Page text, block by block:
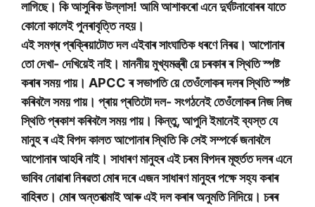
লাগিছে। কি আসুৰিক উল্লাস! আমি আশাকৰো এনে দুৰ্ঘটনাবোৰৰ যাতে
কোনো কালেই পুনৰাবৃত্তি নহয়।
এই সমগ্ৰ প্ৰক্ৰিয়াটোত দল এইবাৰ সাংঘাতিক ধৰণে নিৰৱ। আপোনাৰ
তো দেখা- দেখিয়েই নাই। মাননীয় মুখ্যমন্ত্ৰী য়ে চৰকাৰ ৰ স্থিতি স্পষ্ট
কৰাৰ সময় পায়। APCC ৰ সভাপতি য়ে তেওঁলোকৰ দলৰ স্থিতি স্পষ্ট
কৰিবলৈ সময় পায়। প্ৰায় প্ৰতিটো দল- সংগঠনেই তেওঁলোকৰ নিজ নিজ
স্থিতি প্ৰকাশ কৰিবলৈ সময় পায়। কিন্তু, আপুনি ইমানেই ব্যস্ত যে
মানুহ ৰ এই বিপদ কালত আপোনাৰ স্থিতি কি সেই সম্পৰ্কে জনাবলৈ
আপোনাৰ আহৰি নাই। সাধাৰণ মানুহৰ এই চৰম বিপদৰ মূহুৰ্তত দলৰ এনে
ভাবিব নোৱাৰা নিৰৱতা মোৰ দৰে এজন সাধাৰণ মানুহৰ পক্ষে সহ্য কৰাৰ
বাহিৰত। মোৰ অন্তৰাত্মাই আৰু এই দল কৰাৰ অনুমতি নিদিয়ে। চৰৰ